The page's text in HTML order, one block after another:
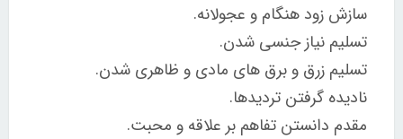
سازش زود هنگام و عجولانه.
تسلیم نیاز جنسی شدن.
تسلیم زرق و برق های مادی و ظاهری شدن.
نادیده گرفتن تردیدها.
مقدم دانستن تفاهم بر علاقه و محبت.